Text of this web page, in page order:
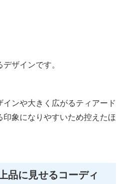
ザインです。
インや大きく広がるティアード
印象になりやすいため控えたほ
品に見せるコーディ